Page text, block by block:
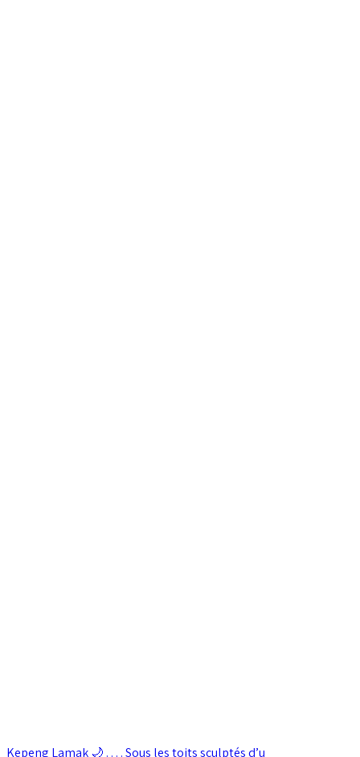
Kepeng Lamak 🌙 . . . . Sous les toits sculptés d’u